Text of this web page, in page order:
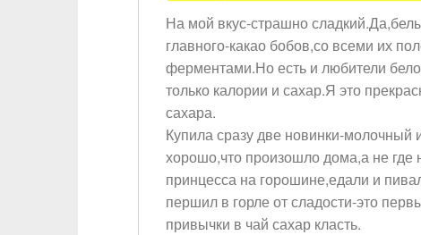
На мой вкус-страшно
главного-какао бобов,со всеми их
ферментами.Но есть и любители
только калории и сахар.Я это
сахара.
Купила сразу две новинки-
хорошо,что произошло дома,а не где
принцесса на горошине,едали и
першил в горле от сладости-это
привычки в чай сахар класть.